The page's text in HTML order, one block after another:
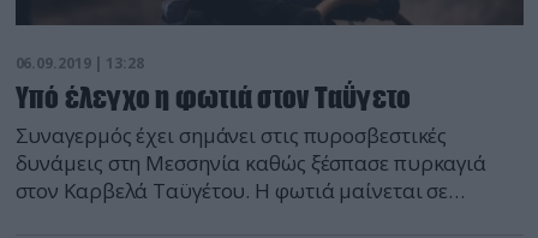
06.09.2019 | 13:28
Υπό έλεγχο η φωτιά στον Ταΰγετο
Συναγερμός έχει σημάνει στις πυροσβεστικές
δυνάμεις στη Μεσσηνία καθώς ξέσπασε πυρκαγιά
στον Καρβελά Ταϋγέτου. Η φωτιά μαίνεται σε